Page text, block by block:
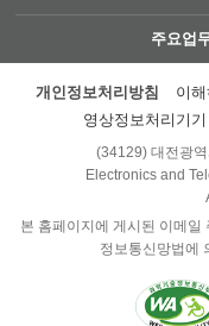
주요업
개인정보처리방침 이
영상정보처리기
(34129) 대전광
Electronics and
본 홈페이지에 게시된 이메일
정보통신망법에